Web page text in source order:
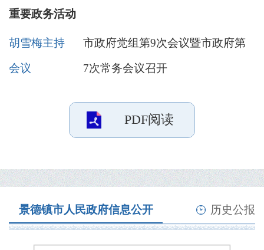
重要政务活动
胡雪梅主持
会议
市政府党组第9次会议暨市政府第
7次常务会议召开
PDF阅读
景德镇市人民政府信息公开 历史公报